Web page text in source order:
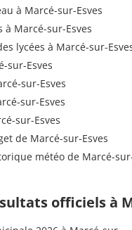
à Marcé-sur-Esves
à Marcé-sur-Esves
lycées à Marcé-sur-
sur-Esves
sur-Esves
sur-Esves
sur-Esves
de Marcé-sur-Esves
météo de Marcé-
officiels à